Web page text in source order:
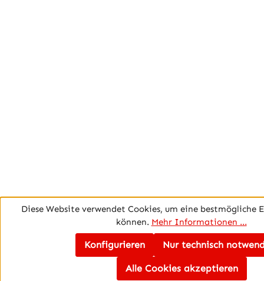
Diese Website verwendet Cookies, um eine bestmögliche
können. Mehr Informationen ...
Nur technisch
Konfigurieren
Alle Cookies akzeptieren